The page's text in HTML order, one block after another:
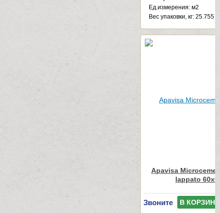
Ед.измерения: м2
Веc упаковки, кг: 25.755
Apavisa
lappato
Звоните В КОРЗИНУ